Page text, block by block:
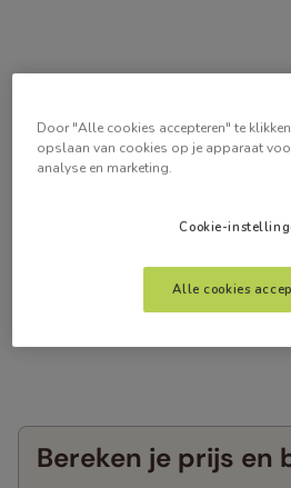
Bereken je prijs en
Door "Alle cookies accepteren" te
opslaan van cookies op je apparaat
analyse en marketing.
Cookie-
Alle cookies